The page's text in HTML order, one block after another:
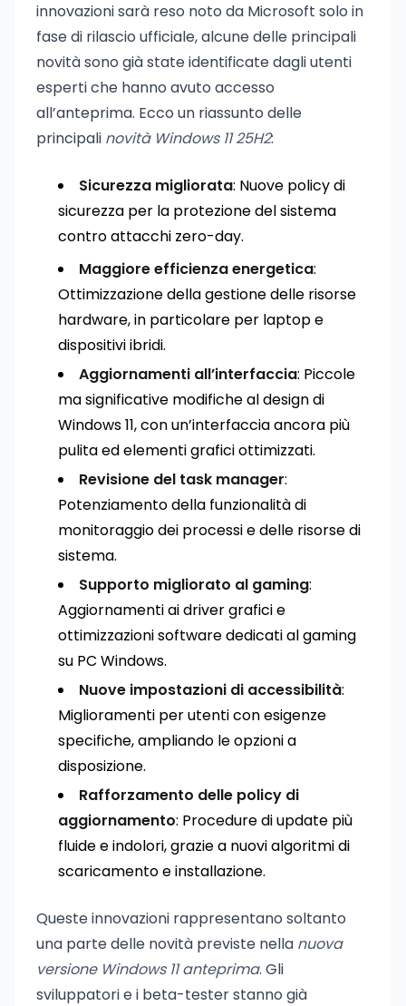
innovazioni sarà reso noto da Microsoft solo in
fase di rilascio ufficiale, alcune delle principali
novità sono già state identificate dagli utenti
esperti che hanno avuto accesso
all’anteprima. Ecco un riassunto delle
principali novità Windows 11 25H2:
Sicurezza migliorata: Nuove policy di
sicurezza per la protezione del sistema
contro attacchi zero-day.
Maggiore efficienza energetica:
Ottimizzazione della gestione delle risorse
hardware, in particolare per laptop e
dispositivi ibridi.
Aggiornamenti all’interfaccia: Piccole
ma significative modifiche al design di
Windows 11, con un’interfaccia ancora più
pulita ed elementi grafici ottimizzati.
Revisione del task manager:
Potenziamento della funzionalità di
monitoraggio dei processi e delle risorse di
sistema.
Supporto migliorato al gaming:
Aggiornamenti ai driver grafici e
ottimizzazioni software dedicati al gaming
su PC Windows.
Nuove impostazioni di accessibilità:
Miglioramenti per utenti con esigenze
specifiche, ampliando le opzioni a
disposizione.
Rafforzamento delle policy di
aggiornamento: Procedure di update più
fluide e indolori, grazie a nuovi algoritmi di
scaricamento e installazione.
Queste innovazioni rappresentano soltanto
una parte delle novità previste nella nuova
versione Windows 11 anteprima. Gli
sviluppatori e i beta-tester stanno già